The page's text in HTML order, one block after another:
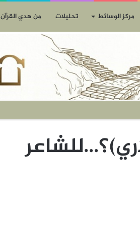
مركز الوسائط تحليلات من هدي القرآن